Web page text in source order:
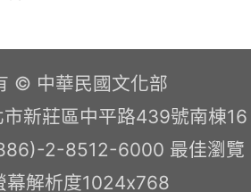
© 中華民國文化部
新莊區中平路439號南棟16
2-8512-6000 最佳瀏覽
幕解析度1024x768